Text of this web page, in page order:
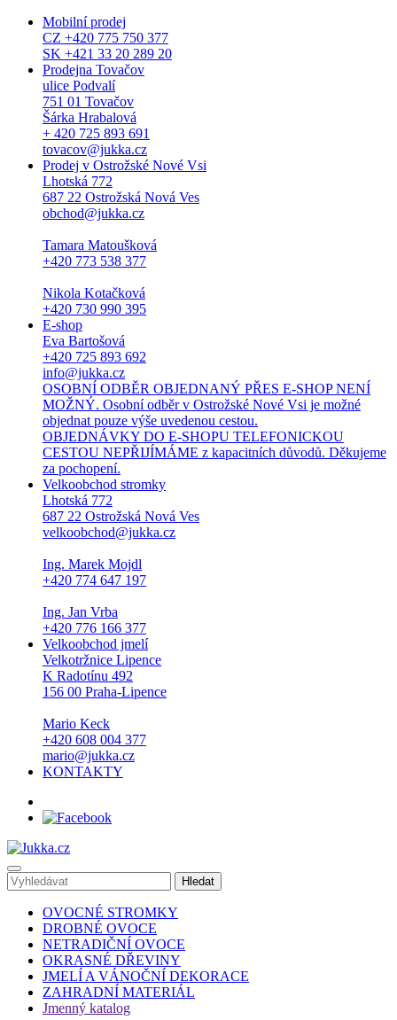
Mobilní prodej
CZ +420 775 750 377
SK +421 33 20 289 20
Prodejna Tovačov
ulice Podvalí
751 01 Tovačov
Šárka Hrabalová
+ 420 725 893 691
tovacov@jukka.cz
Prodej v Ostrožské Nové Vsi
Lhotská 772
687 22 Ostrožská Nová Ves
obchod@jukka.cz
Tamara Matoušková
+420 773 538 377
Nikola Kotačková
+420 730 990 395
E-shop
Eva Bartošová
+420 725 893 692
info@jukka.cz
OSOBNÍ ODBĚR OBJEDNANÝ PŘES E-SHOP NENÍ
MOŽNÝ. Osobní odběr v Ostrožské Nové Vsi je možné
objednat pouze výše uvedenou cestou.
OBJEDNÁVKY DO E-SHOPU TELEFONICKOU
CESTOU NEPŘIJÍMÁME z kapacitních důvodů. Děkujeme
za pochopení.
Velkoobchod stromky
Lhotská 772
687 22 Ostrožská Nová Ves
velkoobchod@jukka.cz
Ing. Marek Mojdl
+420 774 647 197
Ing. Jan Vrba
+420 776 166 377
Velkoobchod jmelí
Velkotržnice Lipence
K Radotínu 492
156 00 Praha-Lipence
Mario Keck
+420 608 004 377
mario@jukka.cz
KONTAKTY
OVOCNÉ STROMKY
DROBNÉ OVOCE
NETRADIČNÍ OVOCE
OKRASNÉ DŘEVINY
JMELÍ A VÁNOČNÍ DEKORACE
ZAHRADNÍ MATERIÁL
Jmenný katalog